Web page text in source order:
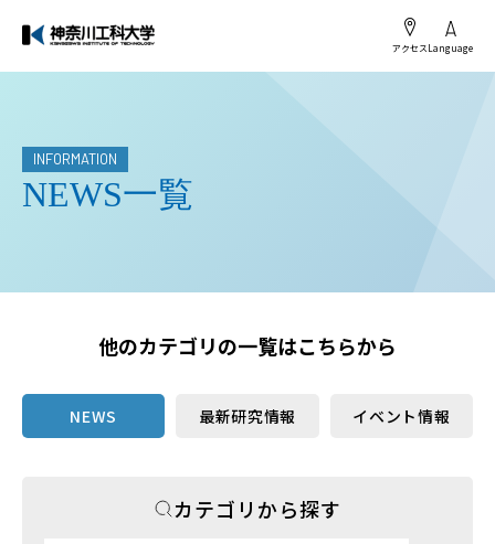
アクセスLanguage
INFORMATION
NEWS一覧
他のカテゴリの一覧はこちらから
NEWS 最新研究情報 イベント情報
カテゴリから探す